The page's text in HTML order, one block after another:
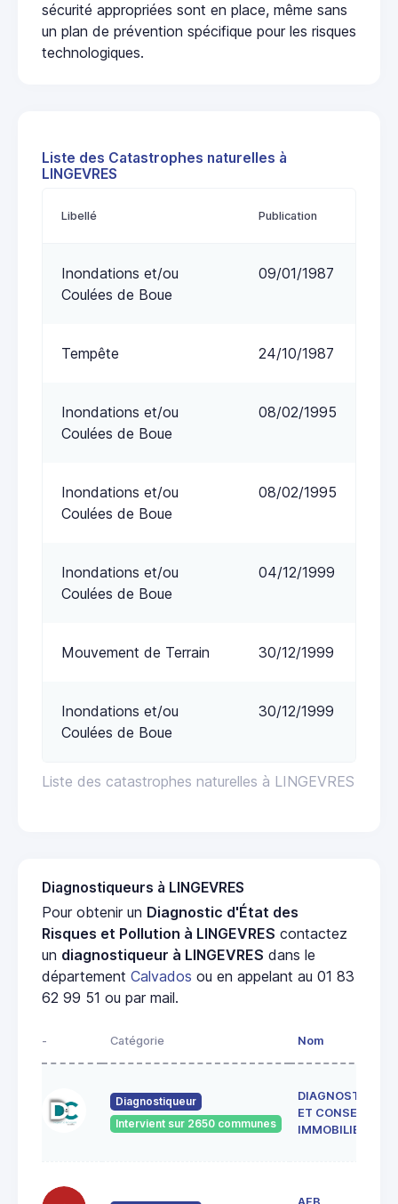
sécurité appropriées sont en place, même sans
un plan de prévention spécifique pour les risques
technologiques.
Liste des Catastrophes naturelles à
LINGEVRES
Liste des catastrophes naturelles à LINGEVRES
Libellé Publication
Inondations et/ou
Coulées de Boue
09/01/1987
Tempête 24/10/1987
Inondations et/ou
Coulées de Boue
08/02/1995
Inondations et/ou
Coulées de Boue
08/02/1995
Inondations et/ou
Coulées de Boue
04/12/1999
Mouvement de Terrain 30/12/1999
Inondations et/ou
Coulées de Boue
30/12/1999
Diagnostiqueurs à LINGEVRES
Pour obtenir un Diagnostic d'État des
Risques et Pollution à LINGEVRES contactez
un diagnostiqueur à LINGEVRES dans le
département Calvados ou en appelant au 01 83
62 99 51 ou par mail.
- Catégorie Nom
Diagnostiqueur
Intervient sur 2650 communes
DIAGNOSTICS
ET CONSEILS
IMMOBILIER